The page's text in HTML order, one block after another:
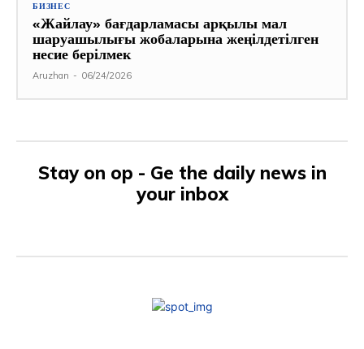
БИЗНЕС
«Жайлау» бағдарламасы арқылы мал
шаруашылығы жобаларына жеңілдетілген
несие берілмек
Aruzhan - 06/24/2026
Stay on op - Ge the daily news in
your inbox